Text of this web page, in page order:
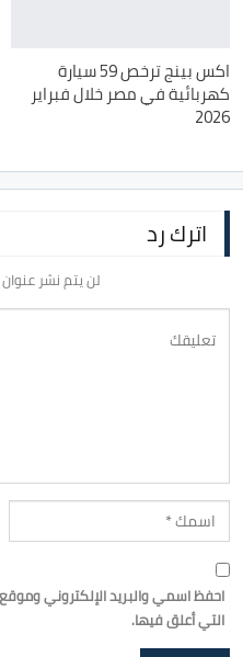
اكس بينج ترخص 59 سيارة
كهربائية في مصر خلال فبراير
2026
اترك رد
لن يتم نشر
احفظ اسمي والبريد الإلكتروني
التي أعلق فيها.